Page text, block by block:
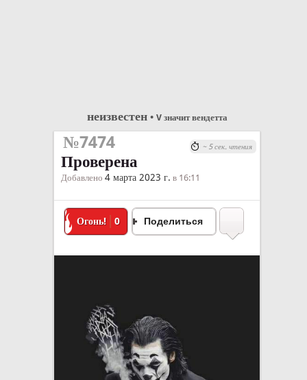
неизвестен• V значит вендетта
№7474
Проверена
Добавлено 4 марта 2023 г. в 16:11
Огонь! 0 Поделиться
~ 5 сек. чтения